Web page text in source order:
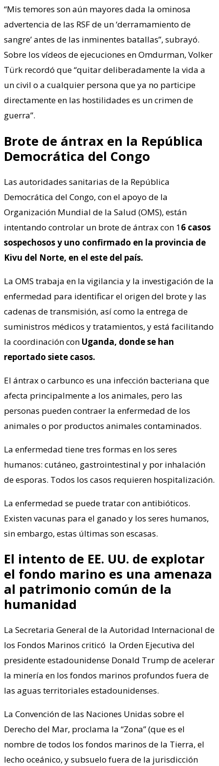
“Mis temores son aún mayores dada la ominosa
advertencia de las RSF de un ‘derramamiento de
sangre’ antes de las inminentes batallas”, subrayó.
Sobre los vídeos de ejecuciones en Omdurman, Volker
Türk recordó que “quitar deliberadamente la vida a
un civil o a cualquier persona que ya no participe
directamente en las hostilidades es un crimen de
guerra”.
Brote de ántrax en la República
Democrática del Congo
Las autoridades sanitarias de la República
Democrática del Congo, con el apoyo de la
Organización Mundial de la Salud (OMS), están
intentando controlar un brote de ántrax con 16 casos
sospechosos y uno confirmado en la provincia de
Kivu del Norte, en el este del país.
La OMS trabaja en la vigilancia y la investigación de la
enfermedad para identificar el origen del brote y las
cadenas de transmisión, así como la entrega de
suministros médicos y tratamientos, y está facilitando
la coordinación con Uganda, donde se han
reportado siete casos.
El ántrax o carbunco es una infección bacteriana que
afecta principalmente a los animales, pero las
personas pueden contraer la enfermedad de los
animales o por productos animales contaminados.
La enfermedad tiene tres formas en los seres
humanos: cutáneo, gastrointestinal y por inhalación
de esporas. Todos los casos requieren hospitalización.
La enfermedad se puede tratar con antibióticos.
Existen vacunas para el ganado y los seres humanos,
sin embargo, estas últimas son escasas.
El intento de EE. UU. de explotar
el fondo marino es una amenaza
al patrimonio común de la
humanidad
La Secretaria General de la Autoridad Internacional de
los Fondos Marinos criticó la Orden Ejecutiva del
presidente estadounidense Donald Trump de acelerar
la minería en los fondos marinos profundos fuera de
las aguas territoriales estadounidenses.
La Convención de las Naciones Unidas sobre el
Derecho del Mar, proclama la “Zona” (que es el
nombre de todos los fondos marinos de la Tierra, el
lecho oceánico, y subsuelo fuera de la jurisdicción